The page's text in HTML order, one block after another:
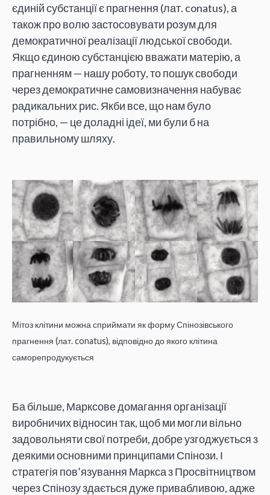
єдиній субстанції є прагнення (лат. conatus), а
також про волю застосовувати розум для
демократичної реалізації людської свободи.
Якщо єдиною субстанцією вважати матерію, а
прагненням — нашу роботу, то пошук свободи
через демократичне самовизначення набуває
радикальних рис. Якби все, що нам було
потрібно, — це доладні ідеї, ми були б на
правильному шляху.
Мітоз клітини можна сприймати як форму Спінозівського
прагнення (лат. conatus), відповідно до якого клітина
саморепродукується
Ба більше, Марксове домагання організації
виробничих відносин так, щоб ми могли вільно
задовольняти свої потреби, добре узгоджується з
деякими основними принципами Спінози. І
стратегія пов’язування Маркса з Просвітництвом
через Спінозу здається дуже привабливою, адже